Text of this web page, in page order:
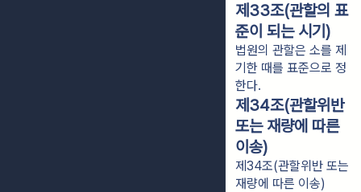
제33조(관할의 표
준이 되는 시기)
법원의 관할은 소를 제
기한 때를 표준으로 정
한다.
제34조(관할위반
또는 재량에 따른
이송)
제34조(관할위반 또는
재량에 따른 이송)